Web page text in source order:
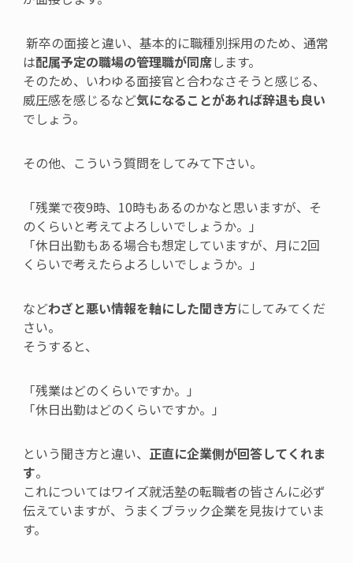
新卒の面接と違い、基本的に職種別採用のため、通常
は配属予定の職場の管理職が同席します。
そのため、いわゆる面接官と合わなさそうと感じる、
威圧感を感じるなど気になることがあれば辞退も良い
でしょう。
その他、こういう質問をしてみて下さい。
「残業で夜9時、 10時もあるのかなと思いますが、そ
のくらいと考えてよろしいでしょうか。」
「休日出勤もある場合も想定していますが、月に2回
くらいで考えたらよろしいでしょうか。」
などわざと悪い情報を軸にした聞き方にしてみてくだ
さい。
そうすると、
「残業はどのくらいですか。」
「休日出勤はどのくらいですか。」
という聞き方と違い、 正直に企業側が回答してくれま
す。
これについてはワイズ就活塾の転職者の皆さんに必ず
伝えていますが、うまくブラック企業を見抜けていま
す。